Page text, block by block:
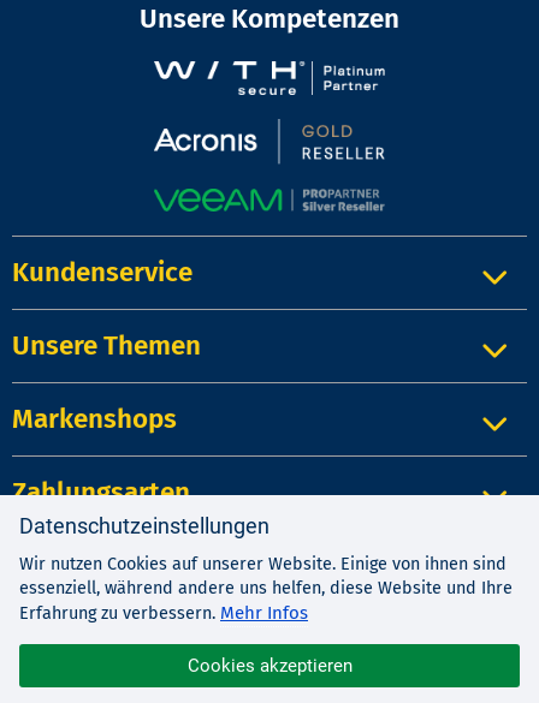
Unsere Kompetenzen
Kundenservice
Unsere Themen
Markenshops
Zahlungsarten
Impressum | Kontakt|
Datenschutz
Widerrufsrecht
Datenschutzeinstellungen
Wir nutzen Cookies auf unserer Website. Einige von ihnen sind
essenziell, während andere uns helfen, diese Website und Ihre
Erfahrung zu verbessern. Mehr Infos
Cookies akzeptieren